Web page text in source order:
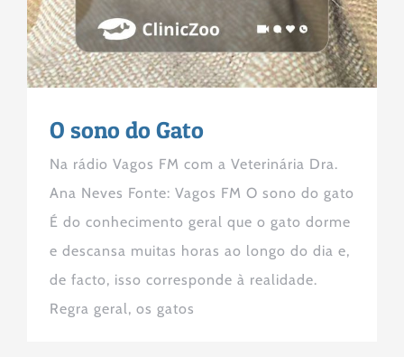
O sono do Gato
Na rádio Vagos FM com a Veterinária Dra.
Ana Neves Fonte: Vagos FM O sono do gato
É do conhecimento geral que o gato dorme
e descansa muitas horas ao longo do dia e,
de facto, isso corresponde à realidade.
Regra geral, os gatos